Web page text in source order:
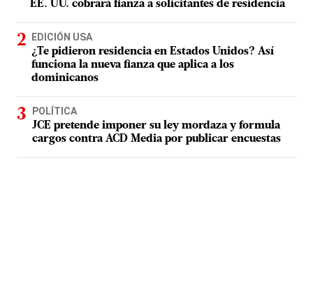
EE. UU. cobrará fianza a solicitantes de residencia
EDICIÓN USA
¿Te pidieron residencia en Estados Unidos? Así
funciona la nueva fianza que aplica a los
dominicanos
POLÍTICA
JCE pretende imponer su ley mordaza y formula
cargos contra ACD Media por publicar encuestas